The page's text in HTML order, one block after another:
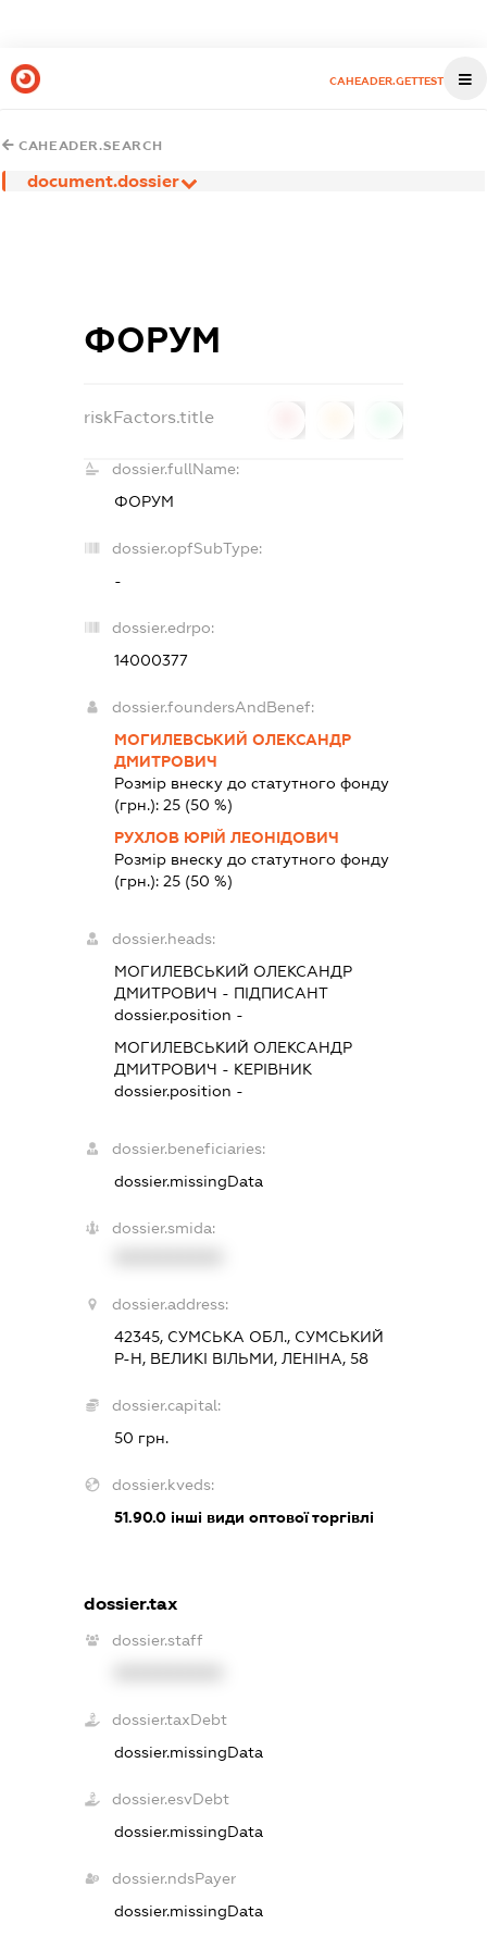
CAHEADER.GETTEST
CAHEADER.SEARCH
document.dossier
ФОРУМ
riskFactors.title
dossier.fullName:
ФОРУМ
dossier.opfSubType:
-
dossier.edrpo:
14000377
dossier.foundersAndBenef:
МОГИЛЕВСЬКИЙ ОЛЕКСАНДР
ДМИТРОВИЧ
Розмір внеску до статутного фонду
(грн.):25 (50 %)
РУХЛОВ ЮРІЙ ЛЕОНІДОВИЧ
Розмір внеску до статутного фонду
(грн.):25 (50 %)
dossier.heads:
МОГИЛЕВСЬКИЙ ОЛЕКСАНДР
ДМИТРОВИЧ - ПІДПИСАНТ
dossier.position -
МОГИЛЕВСЬКИЙ ОЛЕКСАНДР
ДМИТРОВИЧ - КЕРІВНИК
dossier.position -
dossier.beneficiaries:
dossier.missingData
dossier.smida:
dossier.address:
42345, СУМСЬКА ОБЛ., СУМСЬКИЙ
Р-Н, ВЕЛИКІ ВІЛЬМИ, ЛЕНІНА, 58
dossier.capital:
50 грн.
dossier.kveds:
51.90.0 інші види оптової торгівлі
dossier.tax
dossier.staff
dossier.taxDebt
dossier.missingData
dossier.esvDebt
dossier.missingData
dossier.ndsPayer
dossier.missingData